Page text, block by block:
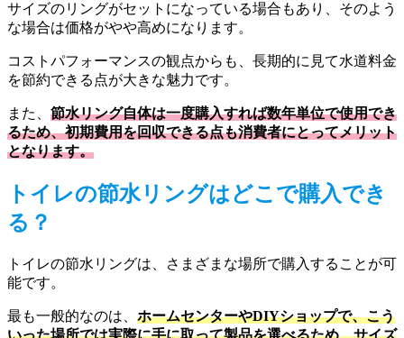
サイズのリングがセットになっている場合もあり、そのよう
な場合は価格がやや高めになります。
コストパフォーマンスの観点からも、長期的に見て水道料金
を節約できる点が大きな魅力です。
また、 節水リング自体は一度購入すれば数年単位で使用でき
るため、初期費用を回収できる点も消費者にとってメリット
となります。
トイレの節水リングはどこで購入でき
る？
トイレの節水リングは、さまざまな場所で購入することが可
能です。
最も一般的なのは、 ホームセンターやDIYショップで、こう
いった場所では実際に手に取って製品を選べるため、サイズ